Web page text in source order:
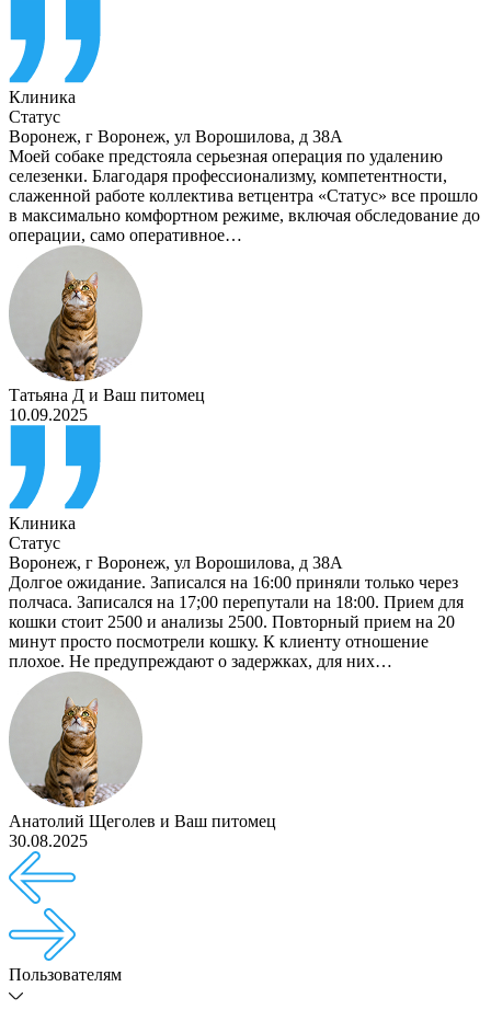
Клиника
Статус
Воронеж, г Воронеж, ул Ворошилова, д 38А
Моей собаке предстояла серьезная операция по удалению
селезенки. Благодаря профессионализму, компетентности,
слаженной работе коллектива ветцентра «Статус» все прошло
в максимально комфортном режиме, включая обследование до
операции, само оперативное…
Татьяна Д и Ваш питомец
10.09.2025
Клиника
Статус
Воронеж, г Воронеж, ул Ворошилова, д 38А
Долгое ожидание. Записался на 16:00 приняли только через
полчаса. Записался на 17;00 перепутали на 18:00. Прием для
кошки стоит 2500 и анализы 2500. Повторный прием на 20
минут просто посмотрели кошку. К клиенту отношение
плохое. Не предупреждают о задержках, для них…
Анатолий Щеголев и Ваш питомец
30.08.2025
Пользователям